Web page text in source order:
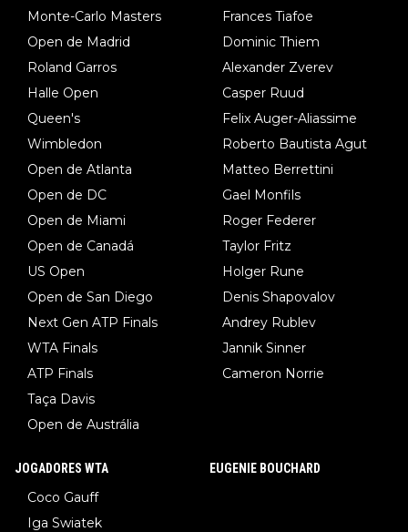
Monte-Carlo Masters
Open de Madrid
Roland Garros
Halle Open
Queen's
Wimbledon
Open de Atlanta
Open de DC
Open de Miami
Open de Canadá
US Open
Open de San Diego
Next Gen ATP Finals
WTA Finals
ATP Finals
Taça Davis
Open de Austrália
Frances Tiafoe
Dominic Thiem
Alexander Zverev
Casper Ruud
Felix Auger-Aliassime
Roberto Bautista Agut
Matteo Berrettini
Gael Monfils
Roger Federer
Taylor Fritz
Holger Rune
Denis Shapovalov
Andrey Rublev
Jannik Sinner
Cameron Norrie
JOGADORES WTA
Coco Gauff
Iga Swiatek
EUGENIE BOUCHARD